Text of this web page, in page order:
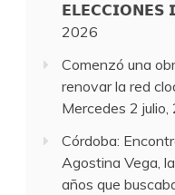
𝗘𝗟𝗘𝗖𝗖𝗜𝗢𝗡𝗘𝗦
2026
Comenzó una
renovar la red
Mercedes 2
Córdoba:
Agostina Vega,
años que